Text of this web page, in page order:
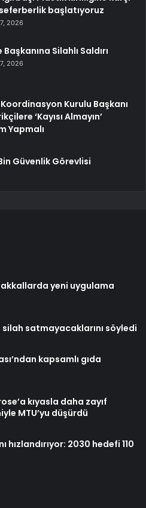
başlatıyoruz
2026
Silahlı Saldırı
2026
Kurulu Başkanı
‘Kayısı Almayın’
Yapmalı
Güvenlik Görevlisi
yeni uygulama
silah satmayacaklarını söyledi
kapsamlı gıda
kıyasla daha zayıf
MTU’yu düşürdü
hızlandırıyor: 2030 hedefi 110